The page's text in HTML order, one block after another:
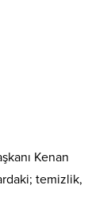
Kenan
temizlik,